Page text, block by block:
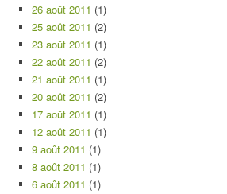
26 août 2011 (1)
25 août 2011 (2)
23 août 2011 (1)
22 août 2011 (2)
21 août 2011 (1)
20 août 2011 (2)
17 août 2011 (1)
12 août 2011 (1)
9 août 2011 (1)
8 août 2011 (1)
6 août 2011 (1)